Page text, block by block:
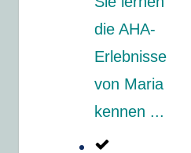
die AHA-
Erlebnisse
von Maria
kennen ...